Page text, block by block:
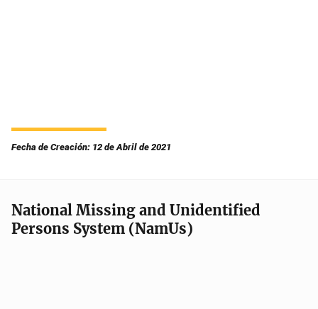
Fecha de Creación: 12 de Abril de 2021
National Missing and Unidentified
Persons System (NamUs)